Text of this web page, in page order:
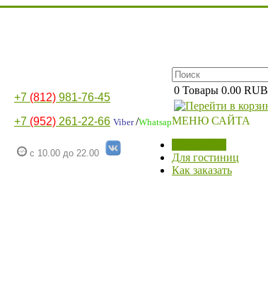
+7 (812) 981-76-45
+7 (952) 261-22-66 Viber/Whatsap
с 10.00 до 22.00
0 Товары 0.00 RUB
МЕНЮ САЙТА
Для гостиниц
Как заказать